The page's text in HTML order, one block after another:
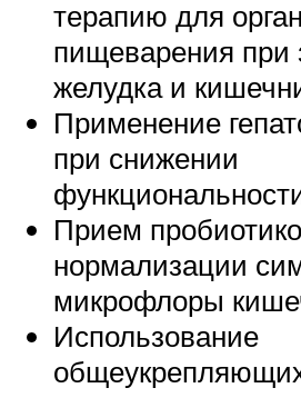
терапию для
пищеварения при
желудка и
Применение
при снижении
Прием
нормализации
микрофлоры
Использование